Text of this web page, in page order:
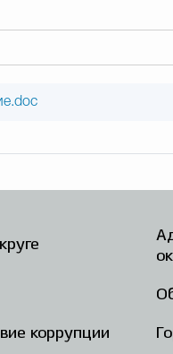
коррупции